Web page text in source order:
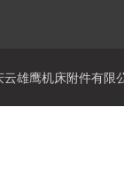
云雄鹰机床附件有